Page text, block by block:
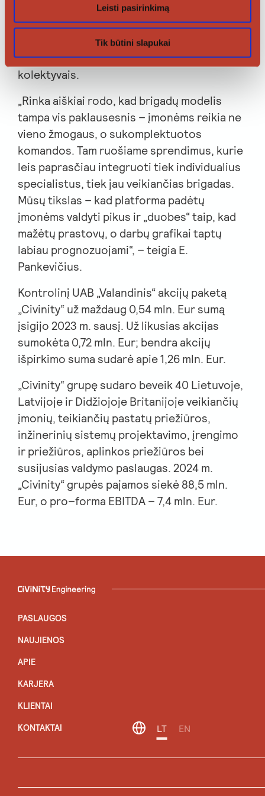
Leisti pasirinkimą
Tik būtini slapukai
įmonės galėtų dar greičiau suformuoti
reikalingą komandą, o patys specialistai
turėtų daugiau pasirinkimo dirbti ne tik
pavieniui, bet ir su jau susiformavusiais
kolektyvais.
„Rinka aiškiai rodo, kad brigadų modelis
tampa vis paklausesnis – įmonėms reikia ne
vieno žmogaus, o sukomplektuotos
komandos. Tam ruošiame sprendimus, kurie
leis paprasčiau integruoti tiek individualius
specialistus, tiek jau veikiančias brigadas.
Mūsų tikslas – kad platforma padėtų
įmonėms valdyti pikus ir „duobes“ taip, kad
mažėtų prastovų, o darbų grafikai taptų
labiau prognozuojami“, – teigia E.
Pankevičius.
Kontrolinį UAB „Valandinis“ akcijų paketą
„Civinity“ už maždaug 0,54 mln. Eur sumą
įsigijo 2023 m. sausį. Už likusias akcijas
sumokėta 0,72 mln. Eur; bendra akcijų
išpirkimo suma sudarė apie 1,26 mln. Eur.
„Civinity“ grupę sudaro beveik 40 Lietuvoje,
Latvijoje ir Didžiojoje Britanijoje veikiančių
įmonių, teikiančių pastatų priežiūros,
inžinerinių sistemų projektavimo, įrengimo
ir priežiūros, aplinkos priežiūros bei
susijusias valdymo paslaugas. 2024 m.
„Civinity“ grupės pajamos siekė 88,5 mln.
Eur, o pro–forma EBITDA – 7,4 mln. Eur.
PASLAUGOS
NAUJIENOS
APIE
KARJERA
KLIENTAI
KONTAKTAI LT EN